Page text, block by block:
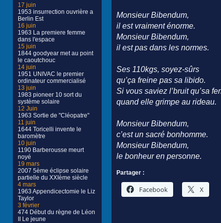
17 juin
1953 insurrection ouvrière a
Berlin Est
16 juin
1963 La premiere femme
dans l'espace
15 juin
1844 goodyear met au point
le caoutchouc
14 juin
1951 UNIVAC le premier
ordinateur commercialisé
13 juin
1983 pioneer 10 sort du
système solaire
12 Juin
1963 Sortie de "Cléopatre"
11 juin
1644 Toricelli invente le
baromètre
10 juin
1190 Barberousse meurt
noyé
19 mars
2007 5ème éclipse solaire
partielle du XXIème siècle
4 mars
1963 Appendicectomie le Liz
Taylor
3 février
474 Début du règne de Léon
II Le jeune
Monsieur Bibendum,
il est vraiment énorme.
Monsieur Bibendum,
il est pas dans les normes.
Ses 110kgs, soyez-sûrs
qu’ça freine pas sa libido.
Si vous saviez l’bruit qu’sa
quand elle grimpe au rideau.
Monsieur Bibendum,
c’est un sacré bonhomme.
Monsieur Bibendum,
le bonheur en personne.
Partager :
Facebook X